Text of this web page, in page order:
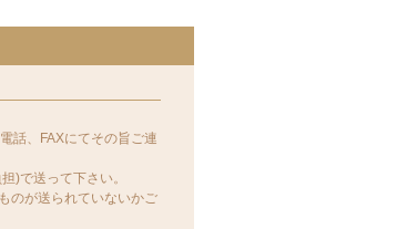
話、FAXにてその旨ご連
)で送って下さい。
のが送られていないかご